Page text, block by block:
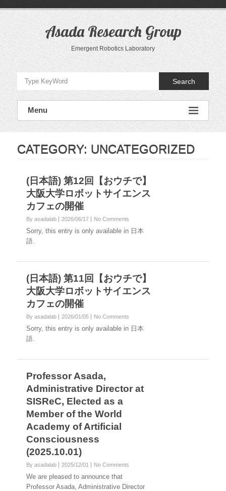
Asada Research Group
Emergent Robotics Laboratory
Search
Menu
CATEGORY: UNCATEGORIZED
(日本語) 第12回【おウチで】
大阪大学ロボットサイエンス
カフェの開催
By asadalab 2026/06/17 No Comments
Sorry, this entry is only available in 日本
語.
(日本語) 第11回【おウチで】
大阪大学ロボットサイエンス
カフェの開催
By asadalab 2026/01/05 No Comments
Sorry, this entry is only available in 日本
語.
Professor Asada,
Administrative Director at
SISReC, Elected as a
Member of the World
Academy of Artificial
Consciousness
(2025.10.01)
By asadalab 2025/12/01 No Comments
We are pleased to announce that
Professor Asada, Administrative Director